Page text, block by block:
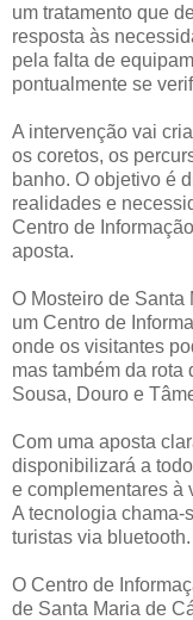
um tratamento que
resposta às
pela falta de
pontualmente se
A intervenção vai
os coretos, os
banho. O objetivo é
realidades e
Centro de
aposta.
O Mosteiro de Santa
um Centro de
onde os visitantes
mas também da
Sousa, Douro e
Com uma aposta
disponibilizará a
e complementares à
A tecnologia chama-
turistas via bluetooth.
O Centro de
de Santa Maria de